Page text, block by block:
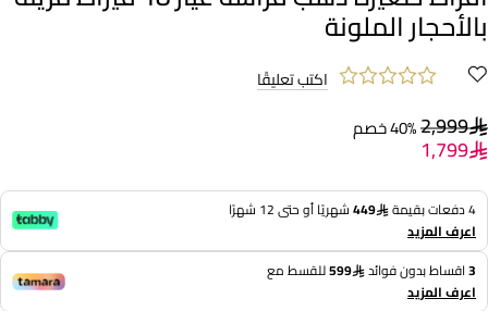
بالأحجار الملونة
اكتب تعليقًا
2,99940% خصم
1,799
4 دفعات بقيمة 449شهريًا أو حتى 12 شهرًا
اعرف المزيد
3اقساط بدون فوائد 599للقسط مع
اعرف المزيد